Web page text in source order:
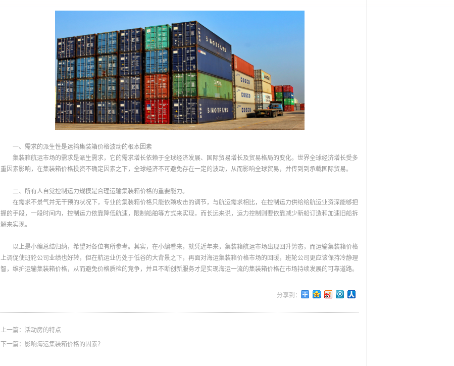
一、需求的派生性是运输集装箱价格波动的根本因素
集装箱航运市场的需求是派生需求，它的需求增长依赖于全球经济发展、国际贸易增长及贸易格局的变化。世界全球经济增长受多
重因素影响，在集装箱价格投资不确定因素之下，全球经济不可避免存在一定的波动，从而影响全球贸易，并传到到承载国际贸易。
二、所有人自觉控制运力规模是合理运输集装箱价格的重要能力。
在需求不景气并无干预的状况下，专业的集装箱价格只能依赖攻击的调节，与航运需求相比，在控制运力供给给航运业资深能够把
握的手段，一段时间内，控制运力依靠降低航速，限制船舶等方式来实现，而长远来说，运力控制则要依靠减少新船订造和加速旧船拆
解来实现。
以上是小编总结归纳，希望对各位有所参考。其实，在小编看来，就凭近年来，集装箱航运市场出现回升势态，而运输集装箱价格
上调促使班轮公司业绩也好转，但在航运业仍处于低谷的大背景之下，再面对海运集装箱价格市场的回暖，班轮公司更应该保持冷静理
智，维护运输集装箱价格，从而避免价格质检的竞争，并且不断创新服务才是实现海运一流的集装箱价格在市场持续发展的可靠道路。
上一篇： 活动房的特点
下一篇： 影响海运集装箱价格的因素？